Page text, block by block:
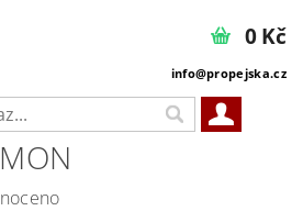
info@propejska.cz
0 Kč